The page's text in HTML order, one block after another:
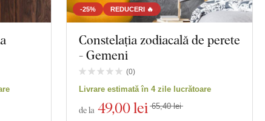
-25% REDUCERI 🔥
Constelația zodiacală de perete
- Gemeni
(0)
Livrare estimată în 4 zile lucrătoare
de la 49,00 lei 65,40 lei